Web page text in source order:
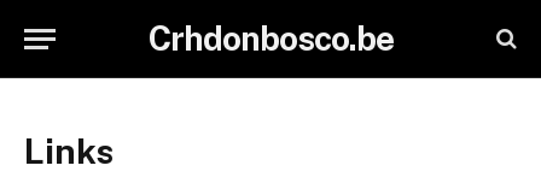
Crhdonbosco.be
Links